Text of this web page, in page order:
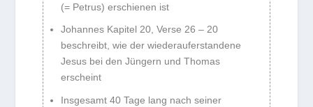
(= Petrus) erschienen ist
Johannes Kapitel 20, Verse 26 – 20
beschreibt, wie der wiederauferstandene
Jesus bei den Jüngern und Thomas
erscheint
Insgesamt 40 Tage lang nach seiner